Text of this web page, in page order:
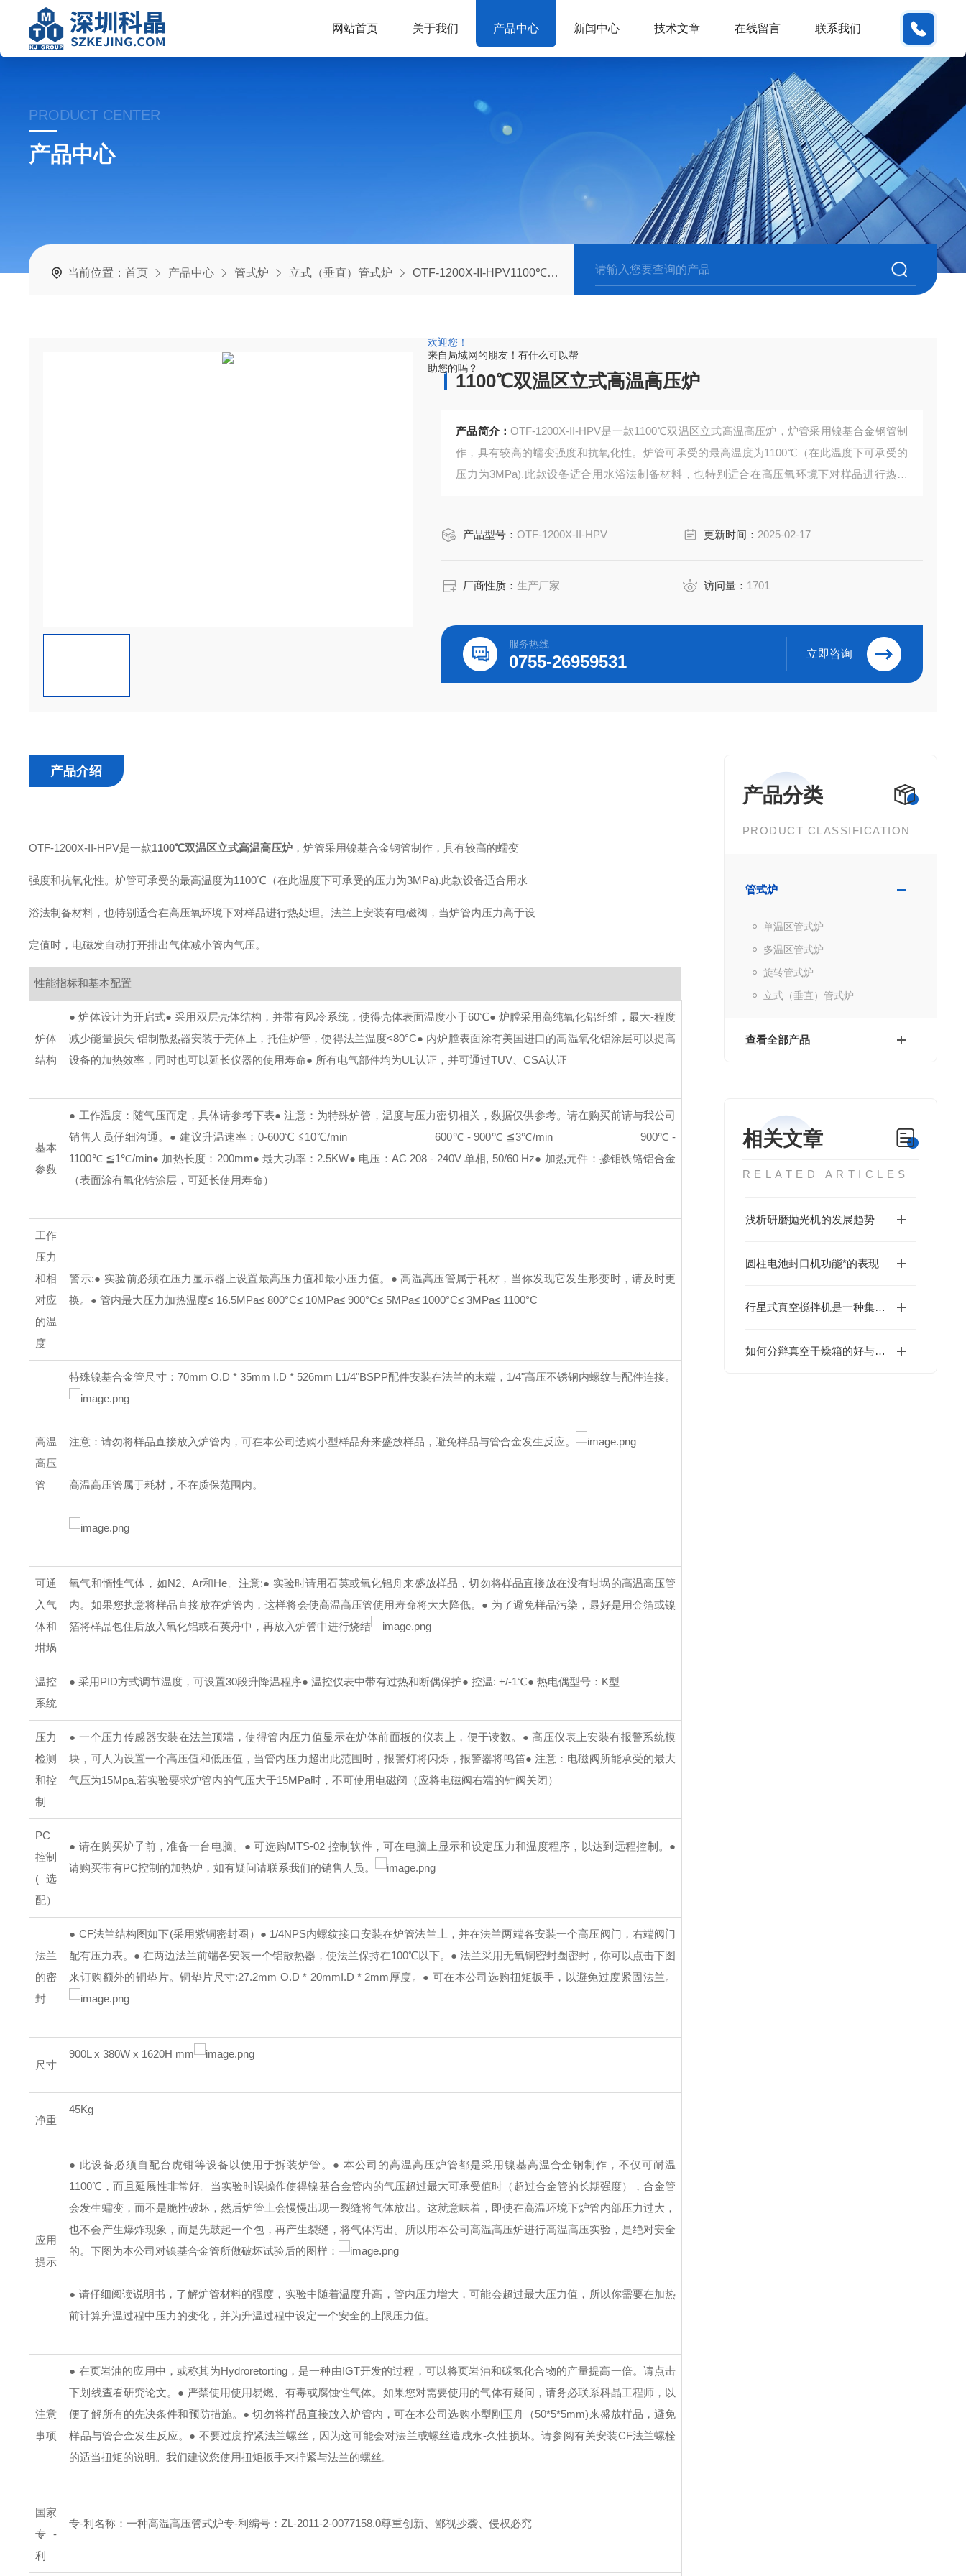
欢迎您！
来自局域网的朋友！有什么可以帮
助您的吗？
网站首页 关于我们 产品中心 新闻中心 技术文章 在线留言 联系我们
PRODUCT CENTER
产品中心
当前位置：首页 产品中心 管式炉 立式（垂直）管式炉 OTF-1200X-II-HPV1100℃双温区立式高温高压炉
1100℃双温区立式高温高压炉
产品简介：OTF-1200X-II-HPV是一款1100℃双温区立式高温高压炉，炉管采用镍基合金钢管制
作，具有较高的蠕变强度和抗氧化性。炉管可承受的最高温度为1100℃（在此温度下可承受的
压力为3MPa).此款设备适合用水浴法制备材料，也特别适合在高压氧环境下对样品进行热处
产品型号：OTF-1200X-II-HPV 更新时间： 2025-02-17
厂商性质：生产厂家 访问量： 1701
服务热线
0755-26959531 立即咨询
产品分类
PRODUCT CLASSIFICATION
管式炉
单温区管式炉
多温区管式炉
旋转管式炉
立式（垂直）管式炉
查看全部产品
相关文章
RELATED ARTICLES
浅析研磨抛光机的发展趋势
圆柱电池封口机功能*的表现
行星式真空搅拌机是一种集真空环境与行星搅拌技术于一体的混合设备
如何分辩真空干燥箱的好与坏？
产品介绍
OTF-1200X-II-HPV是一款1100℃双温区立式高温高压炉 ，炉管采用镍基合金钢管制作，具有较高的蠕变
强度和抗氧化性。炉管可承受的最高温度为1100℃（在此温度下可承受的压力为3MPa).此款设备适合用水
浴法制备材料，也特别适合在高压氧环境下对样品进行热处理。法兰上安装有电磁阀，当炉管内压力高于设
定值时，电磁发自动打开排出气体减小管内气压。
性能指标和基本配置
炉体
结构
● 炉体设计为开启式● 采用双层壳体结构，并带有风冷系统，使得壳体表面温度小于60℃● 炉膛采用高纯氧化铝纤维，最大-程度
减少能量损失 铝制散热器安装于壳体上，托住炉管，使得法兰温度<80°C● 内炉膛表面涂有美国进口的高温氧化铝涂层可以提高
设备的加热效率，同时也可以延长仪器的使用寿命● 所有电气部件均为UL认证，并可通过TUV、CSA认证
基本
参数
● 工作温度：随气压而定，具体请参考下表● 注意：为特殊炉管，温度与压力密切相关，数据仅供参考。请在购买前请与我公司
销售人员仔细沟通。 ● 建议升温速率：0-600℃ ≦10℃/min 600℃ - 900℃ ≦3℃/min900℃ -
1100℃ ≦1℃/min● 加热长度：200mm● 最大功率：2.5KW● 电压：AC 208 - 240V 单相, 50/60 Hz● 加热元件：掺钼铁铬铝合金
（表面涂有氧化锆涂层，可延长使用寿命）
工作
压力
和相
对应
的温
度
警示:● 实验前必须在压力显示器上设置最高压力值和最小压力值。 ● 高温高压管属于耗材，当你发现它发生形变时，请及时更
换。 ● 管内最大压力加热温度≤ 16.5MPa≤ 800°C≤ 10MPa≤ 900°C≤ 5MPa≤ 1000°C≤ 3MPa≤ 1100°C
高温
高压
管
特殊镍基合金管尺寸：70mm O.D * 35mm I.D * 526mm L 1/4"BSPP配件安装在法兰的末端，1/4"高压不锈钢内螺纹与配件连接。
注意：请勿将样品直接放入炉管内，可在本公司选购小型样品舟来盛放样品，避免样品与管合金发生反应。
高温高压管属于耗材，不在质保范围内。
可通
入气
体和
坩埚
氧气和惰性气体，如N2、Ar和He。 注意:● 实验时请用石英或氧化铝舟来盛放样品，切勿将样品直接放在没有坩埚的高温高压管
内。如果您执意将样品直接放在炉管内，这样将会使高温高压管使用寿命将大大降低。 ● 为了避免样品污染，最好是用金箔或镍
箔将样品包住后放入氧化铝或石英舟中，再放入炉管中进行烧结
温控
系统
● 采用PID方式调节温度，可设置30段升降温程序● 温控仪表中带有过热和断偶保护● 控温: +/-1℃● 热电偶型号：K型
压力
检测
和控
制
● 一个压力传感器安装在法兰顶端，使得管内压力值显示在炉体前面板的仪表上，便于读数。 ● 高压仪表上安装有报警系统模
块，可人为设置一个高压值和低压值，当管内压力超出此范围时，报警灯将闪烁，报警器将鸣笛● 注意：电磁阀所能承受的最大
气压为15Mpa,若实验要求炉管内的气压大于15MPa时，不可使用电磁阀（应将电磁阀右端的针阀关闭）
PC
控制
(选
配）
● 请在购买炉子前，准备一台电脑。 ● 可选购MTS-02 控制软件，可在电脑上显示和设定压力和温度程序，以达到远程控制。 ●
请购买带有PC控制的加热炉，如有疑问请联系我们的销售人员。
法兰
的密
封
● CF法兰结构图如下(采用紫铜密封圈） ● 1/4NPS内螺纹接口安装在炉管法兰上，并在法兰两端各安装一个高压阀门，右端阀门
配有压力表。 ● 在两边法兰前端各安装一个铝散热器，使法兰保持在100℃以下。 ● 法兰采用无氧铜密封圈密封，你可以点击下图
来订购额外的铜垫片。铜垫片尺寸:27.2mm O.D * 20mmI.D * 2mm厚度。 ● 可在本公司选购扭矩扳手，以避免过度紧固法兰。
尺寸
900L x 380W x 1620H mm
净重
45Kg
应用
提示
● 此设备必须自配台虎钳等设备以便用于拆装炉管。 ● 本公司的高温高压炉管都是采用镍基高温合金钢制作，不仅可耐温
1100℃，而且延展性非常好。当实验时误操作使得镍基合金管内的气压超过最大可承受值时（超过合金管的长期强度），合金管
会发生蠕变，而不是脆性破坏，然后炉管上会慢慢出现一裂缝将气体放出。这就意味着，即使在高温环境下炉管内部压力过大，
也不会产生爆炸现象，而是先鼓起一个包，再产生裂缝，将气体泻出。所以用本公司高温高压炉进行高温高压实验，是绝对安全
的。下图为本公司对镍基合金管所做破坏试验后的图样：
● 请仔细阅读说明书，了解炉管材料的强度，实验中随着温度升高，管内压力增大，可能会超过最大压力值，所以你需要在加热
前计算升温过程中压力的变化，并为升温过程中设定一个安全的上限压力值。
注意
事项
● 在页岩油的应用中，或称其为Hydroretorting，是一种由IGT开发的过程，可以将页岩油和碳氢化合物的产量提高一倍。请点击
下划线查看研究论文。 ● 严禁使用使用易燃、有毒或腐蚀性气体。如果您对需要使用的气体有疑问，请务必联系科晶工程师，以
便了解所有的先决条件和预防措施。 ● 切勿将样品直接放入炉管内，可在本公司选购小型刚玉舟（50*5*5mm)来盛放样品，避免
样品与管合金发生反应。 ● 不要过度拧紧法兰螺丝，因为这可能会对法兰或螺丝造成永-久性损坏。请参阅有关安装CF法兰螺栓
的适当扭矩的说明。我们建议您使用扭矩扳手来拧紧与法兰的螺丝。
国家
专-
利
专-利名称：一种高温高压管式炉专-利编号：ZL-2011-2-0077158.0尊重创新、鄙视抄袭、侵权必究